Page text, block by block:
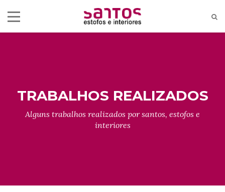
TRABALHOS REALIZADOS
Alguns trabalhos realizados por santos, estofos e
interiores